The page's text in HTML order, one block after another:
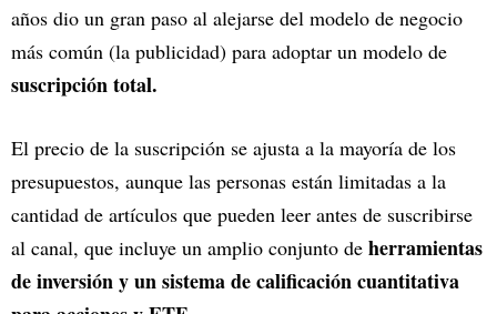
años dio un gran paso al alejarse del modelo de negocio
más común (la publicidad) para adoptar un modelo de
suscripción total.
El precio de la suscripción se ajusta a la mayoría de los
presupuestos, aunque las personas están limitadas a la
cantidad de artículos que pueden leer antes de suscribirse
al canal, que incluye un amplio conjunto de herramientas
de inversión y un sistema de calificación cuantitativa